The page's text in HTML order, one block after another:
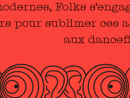
Folks
pour sublimer ces
aux